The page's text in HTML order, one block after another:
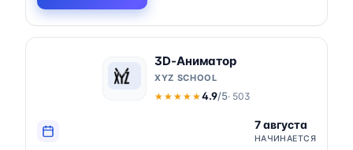
3D-Аниматор
XYZ SCHOOL
★★★★★
★★★★★4.9/5· 503
7 августа
НАЧИНАЕТСЯ